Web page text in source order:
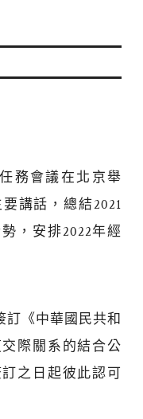
務會議在北京舉
講話，總結2021
，安排2022年經
訂《中華國民共和
際關系的結合公
之日起彼此認可